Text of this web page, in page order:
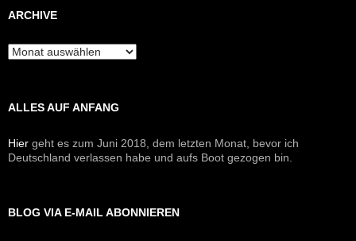
ARCHIVE
Archive
ALLES AUF ANFANG
Hier geht es zum Juni 2018, dem letzten Monat, bevor ich
Deutschland verlassen habe und aufs Boot gezogen bin.
BLOG VIA E-MAIL ABONNIEREN